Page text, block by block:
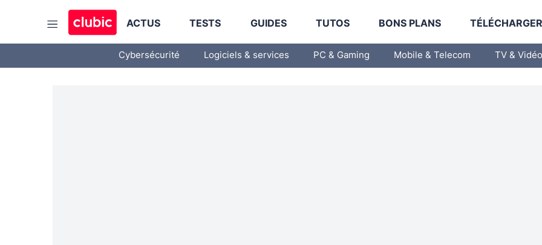
ACTUS TESTS GUIDES TUTOS BONS PLANS
Cybersécurité Logiciels & services PC & Gaming Mobile & Telecom TV & Vidéo